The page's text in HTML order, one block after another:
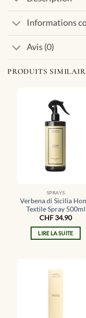
Informations
Avis (0)
PRODUITS
SPRAYS
Verbena di Sicilia
Textile Spray 500ml
CHF34.90
LIRE LA SUITE